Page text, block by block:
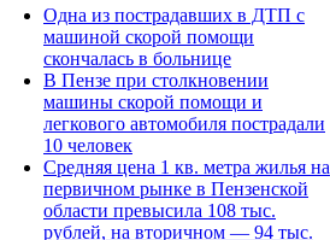
Одна из пострадавших в ДТП с
машиной скорой помощи
скончалась в больнице
В Пензе при столкновении
машины скорой помощи и
легкового автомобиля пострадали
10 человек
Средняя цена 1 кв. метра жилья на
первичном рынке в Пензенской
области превысила 108 тыс.
рублей, на вторичном — 94 тыс.